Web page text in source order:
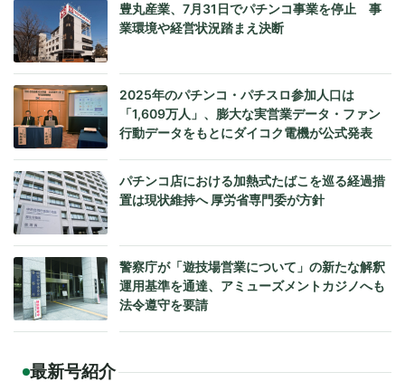
豊丸産業、7月31日でパチンコ事業を停止 事
業環境や経営状況踏まえ決断
2025年のパチンコ・パチスロ参加人口は
「1,609万人」、膨大な実営業データ・ファン
行動データをもとにダイコク電機が公式発表
パチンコ店における加熱式たばこを巡る経過措
置は現状維持へ 厚労省専門委が方針
警察庁が「遊技場営業について」の新たな解釈
運用基準を通達、アミューズメントカジノへも
法令遵守を要請
最新号紹介